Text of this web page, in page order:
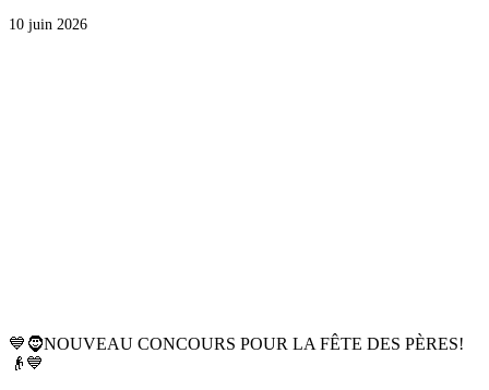
10 juin 2026
💙🧔NOUVEAU CONCOURS POUR LA FÊTE DES PÈRES!
👴💙